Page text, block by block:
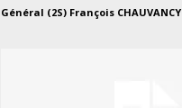
Général (2S) François CHAUVANCY